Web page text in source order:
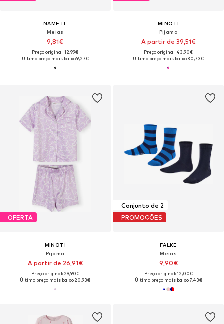
NAME IT
Meias
9,81€
Preço original: 12,99€
Último preço mais baixo:9,27€
MINOTI
Pijama
A partir de 39,51€
Preço original: 43,90€
Último preço mais baixo:30,73€
OFERTA
MINOTI
Pijama
A partir de 26,91€
Preço original: 29,90€
Último preço mais baixo:20,93€
Conjunto de 2
PROMOÇÕES
FALKE
Meias
9,90€
Preço original: 12,00€
Último preço mais baixo:7,43€